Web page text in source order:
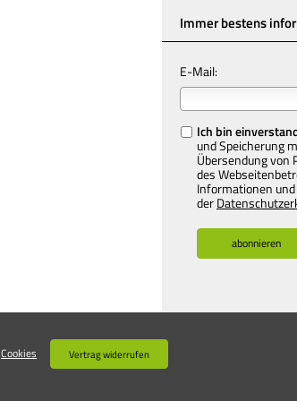
Immer bestens
E-Mail:
Ich bin
und Speicherung
Übersendung
des
Informationen
der
Cookies Vertrag widerrufen